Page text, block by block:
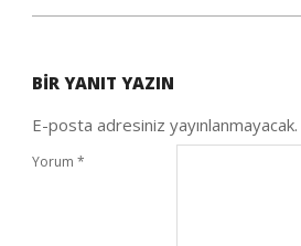
04
BIR YANIT YAZIN
E-posta adresiniz yayınlanmayacak.
Yorum *